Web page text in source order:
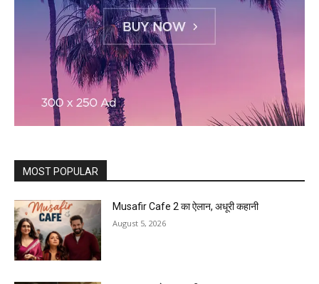
MOST POPULAR
Musafir Cafe 2 का ऐलान, अधूरी कहानी
August 5, 2026